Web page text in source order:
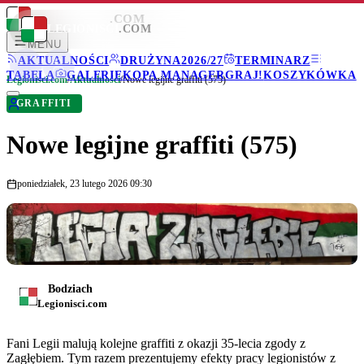
LEGIONISCI .COM
MENU
AKTUALNOŚCI
DRUŻYNA2026/27
TERMINARZ
TABELA
GALERIEKOPA MANAGERGRAJ!KOSZYKÓWKA
LEGIONISCI .COM
Legionisci.com/Aktualności/Nowe legijne graffiti (575)
GRAFFITI
Nowe legijne graffiti (575)
poniedziałek, 23 lutego 2026 09:30
Bodziach
Legionisci.com
Fani Legii malują kolejne graffiti z okazji 35-lecia zgody z
Zagłębiem. Tym razem prezentujemy efekty pracy legionistów z